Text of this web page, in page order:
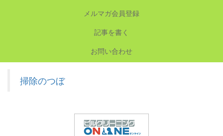
メルマガ会員登録
記事を書く
お問い合わせ
掃除のつぼ